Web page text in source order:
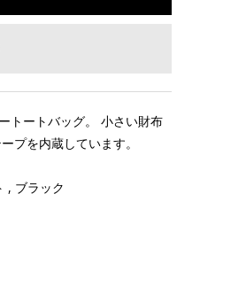
トートバッグ。 小さい財布
プを内蔵しています。
, ブラック